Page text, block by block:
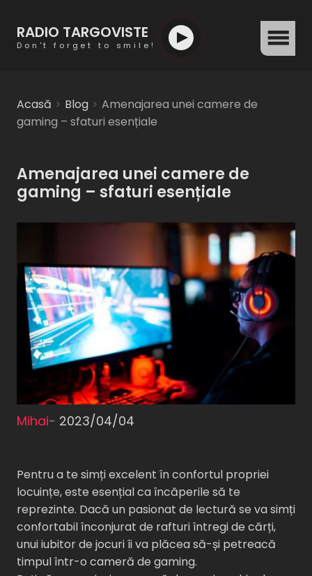
RADIO TARGOVISTE
Don't forget to smile! menu
Acasă Blog
Amenajarea unei camere de
gaming – sfaturi esențiale
Amenajarea unei camere de
gaming – sfaturi esențiale
Mihai- 2023/04/04
Pentru a te simți excelent în confortul propriei
locuințe, este esențial ca încăperile să te
reprezinte. Dacă un pasionat de lectură se va simți
confortabil înconjurat de rafturi întregi de cărți,
unui iubitor de jocuri îi va plăcea să-și petreacă
timpul într-o cameră de gaming.